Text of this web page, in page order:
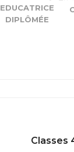
EDUCATRICE
DIPLÔMÉE
Classes